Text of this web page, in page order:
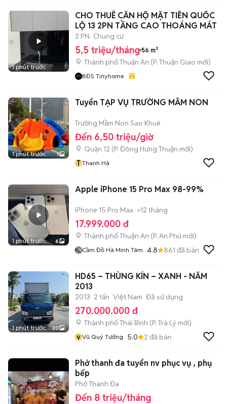
1 phút trước
CHO THUÊ CĂN HỘ MẶT TIỀN QUỐC
LỘ 13 2PN TẦNG CAO THOÁNG MÁT
2 PN Chung cư
5,5 triệu/tháng 56 m²
Thành phố Thuận An (P. Thuận Giao mới)
BĐS Tinyhome
1 phút trước 1
Tuyển TẠP VỤ TRƯỜNG MẦM NON
Trường Mầm Non Sao Khuê
Đến 6,50 triệu/giờ
Quận 12 (P. Đông Hưng Thuận mới)
T Thanh Hà
1 phút trước 6
Apple iPhone 15 Pro Max 98-99%
iPhone 15 Pro Max >12 tháng
17.999.000 đ
Thành phố Thuận An (P. An Phú mới)
Cầm Đồ Hà Minh Tâm 4.8 861 đã bán
1 phút trước 20
HD65 – THÙNG KÍN – XANH - NĂM
2013
2013 2 tấn Việt Nam Đã sử dụng
270.000.000 đ
Thành phố Thái Bình (P. Trà Lý mới)
v Vũ Quý Tưởng 5.0 2 đã bán
Phở thanh đa tuyển nv phục vụ , phụ
bếp
Phở Thanh Đa
Đến 8 triệu/tháng